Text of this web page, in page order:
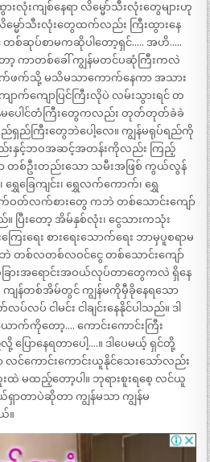
းကျစ်နေရာ လိမ္မော်သီးလုံးတွေများဟု
မော်သီးလုံးတွေထက်လည်း ကြီးထွားနေ
တစ်ဆုပ်စာမကဆိုပါတော့ရှင်….. အဟိ…..
ော့ ကာတစ်ခေါ် ကျွန်မတင်ပဆုံကြီးကလဲ
က်ဖက်သို့ မသိမသာကောက်နေကာ အသား
ာက်ကျောပြင်ကြီးလိုပဲ လမ်းသွားရင် တ
မပေါင်တံကြီးတွေကလည်း တုတ်တုတ်ခဲခဲ
ည်ရှည်ကြီးတွေဘဲပေါ့လေ။ ကျွန်မရုပ်ရည်ကို
စ္စည်းနှင့်ဘဝအဆင့်အတန်းကိုလည်း ကြည့်
ာ တစ်ဦးတည်းသော သမီးအဖြစ် ကွယ်လွန်
ခြေကျင်း၊ ရွှေလက်ကောက်၊ ရွှေ
ဝတ်လက်စားတွေ ကဘဲ တစ်သောင်းကျော်
ပြီးတော့ အိမ်နှစ်လုံး၊ ငွေသားကသုံး
ြေးရေး စားရေးသောက်ရေး ဘာမှပူစရာမ
ဘဲ တစ်လတစ်လဝင်ငွေ တစ်သောင်းကျော်
ြားအရောင်းအဝယ်လုပ်တာတွေကလဲ ရှိနေ
ျန်တစ်အိမ်တွင် ကျွန်မကိုမှီခိုနေရသော
ငါမင်း ငါချင်းနေနိုင်ပါသည်။ ဒါ
က်ကိုတော့…. ကောင်းကောင်းကြီး
ပြောနေရတာပေါ့….။ ဒါပေမယ့် ရှင်တို့
လင်ကောင်းကောင်းယူနိုင်သေးသော်လည်း
ထည့်တော့ပါ။ ဘုရားစူးရစေ့ လင်ယူ
ာတာပဲဆိုတာ ကျွန်မသာ ကျွန်မ
။